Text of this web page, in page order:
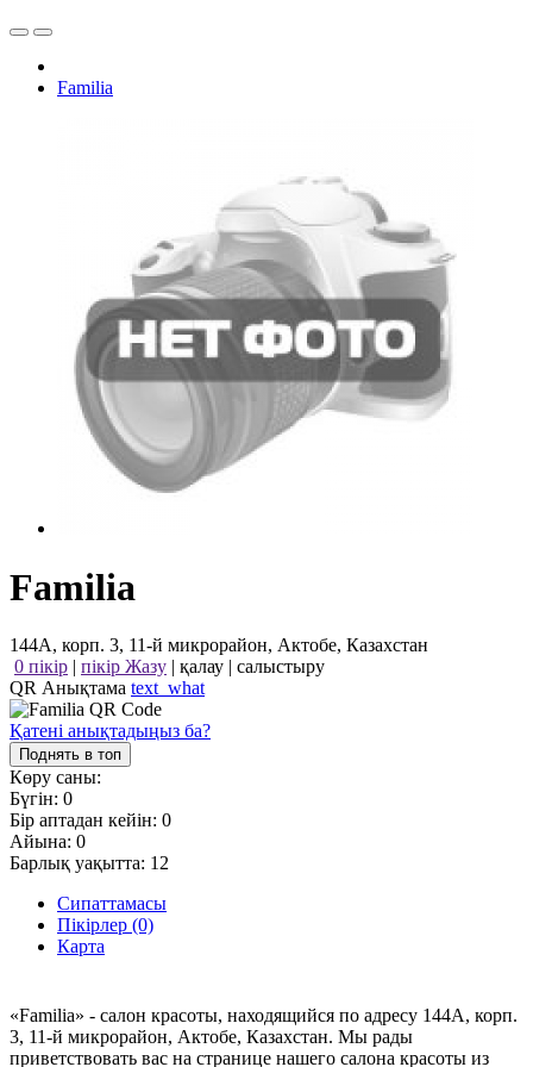
Familia
Familia
144А, корп. 3, 11-й микрорайон, Актобе, Казахстан
0 пікір | пікір Жазу | қалау | салыстыру
QR Анықтама text_what
Қатені анықтадыңыз ба?
Поднять в топ
Көру саны:
Бүгін: 0
Бір аптадан кейін: 0
Айына: 0
Барлық уақытта: 12
Сипаттамасы
Пікірлер (0)
Карта
«Familia» - салон красоты, находящийся по адресу 144А, корп.
3, 11-й микрорайон, Актобе, Казахстан. Мы рады
приветствовать вас на странице нашего салона красоты из